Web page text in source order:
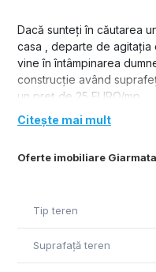
Oferte imobiliare Giarmata
Dacă sunteți în căutarea
casa , departe de agitația
vine în întâmpinarea
construcție având
un preț de 25 EURO/mp.
Curentul este inclus în
Citește mai mult
Tip teren
Suprafață teren